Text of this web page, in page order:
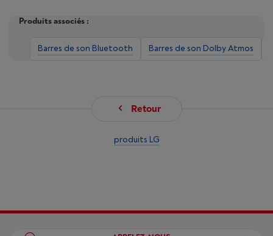
Produits associés :
Barres de son Bluetooth Barres de son Dolby Atmos
Retour
produits LG